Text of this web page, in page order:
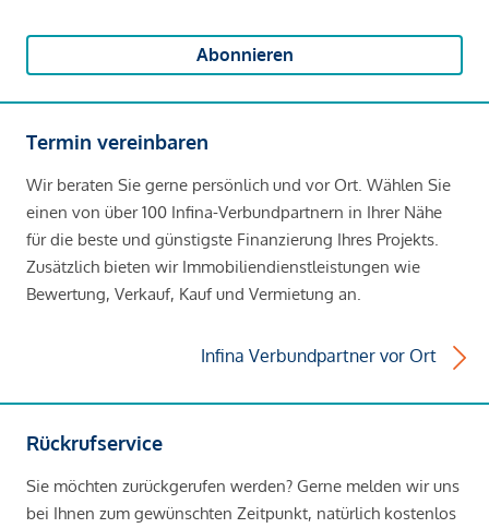
Abonnieren
Termin vereinbaren
Wir beraten Sie gerne persönlich und vor Ort. Wählen Sie
einen von über 100 Infina-Verbundpartnern in Ihrer Nähe
für die beste und günstigste Finanzierung Ihres Projekts.
Zusätzlich bieten wir Immobiliendienstleistungen wie
Bewertung, Verkauf, Kauf und Vermietung an.
Infina Verbundpartner vor Ort
Rückrufservice
Sie möchten zurückgerufen werden? Gerne melden wir uns
bei Ihnen zum gewünschten Zeitpunkt, natürlich kostenlos